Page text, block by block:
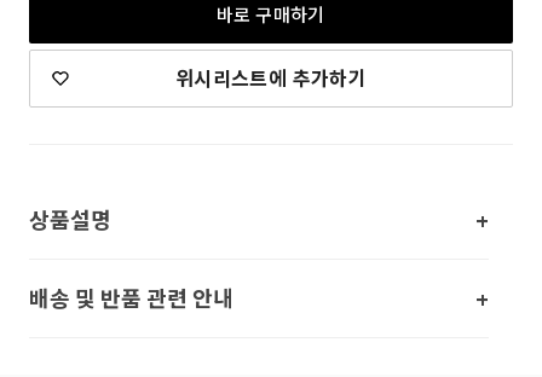
바로 구매하기
위시리스트에 추가하기
상품설명
배송 및 반품 관련 안내